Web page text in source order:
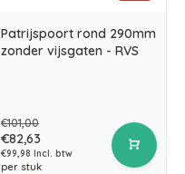
Patrijspoort rond 290mm
zonder vijsgaten - RVS
€101,00
€82,63
€99,98 Incl. btw
per stuk